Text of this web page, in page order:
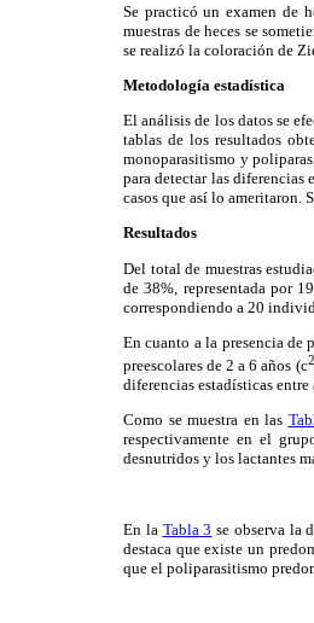
Se practicó un examen de
muestras de heces se
se realizó la coloración de
Metodología estadística
El análisis de los datos se
tablas de los resultados
monoparasitismo y
para detectar las diferencias
casos que así lo ameritaron.
Resultados
Del total de muestras
de 38%, representada por
correspondiendo a 20
En cuanto a la presencia de
preescolares de 2 a 6 años (c2
diferencias estadísticas entre
Como se muestra en las
respectivamente en el
desnutridos y los lactantes
En la Tabla 3 se observa la
destaca que existe un
que el poliparasitismo